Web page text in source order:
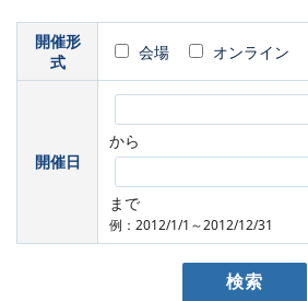
開催形
式
会場 オンライン
開催日
から
まで
例：2012/1/1～2012/12/31